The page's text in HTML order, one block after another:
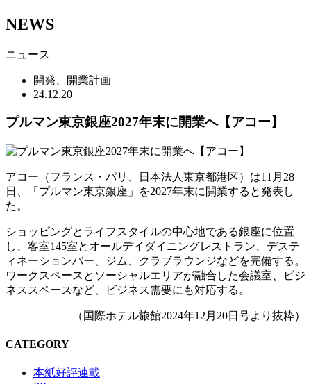
NEWS
ニュース
開発、開業計画
24.12.20
プルマン東京銀座2027年末に開業へ【アコー】
アコー（フランス・パリ、日本法人東京都港区）は11月28
日、「プルマン東京銀座」を2027年末に開業すると発表し
た。
ショッピングとライフスタイルの中心地である銀座に位置
し、客室145室とオールデイダイニングレストラン、デステ
ィネーションバー、ジム、クラブラウンジなどを完備する。
ワークスペースとソーシャルエリアが融合した会議室、ビジ
ネススペースなど、ビジネス需要にも対応する。
（国際ホテル旅館2024年12月20日号より抜粋）
CATEGORY
本紙好評連載